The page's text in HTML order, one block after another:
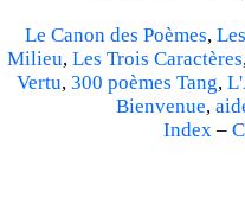
Le Canon des Poèmes,
Milieu, Les Trois Caractères
Vertu, 300 poèmes Tang,
Bienvenue,
Index–